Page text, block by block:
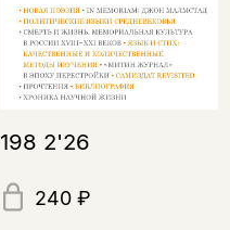
198 2'26
240 ₽